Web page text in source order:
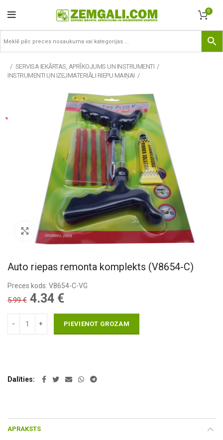
0
SERVISA IEKĀRTAS, APRĪKOJUMS UN INSTRUMENTI
INSTRUMENTI UN IZEJMATERIĀLI RIEPU MAIŅAI
Pietuvināt
Auto riepas remonta komplekts (V8654-C)
Preces kods: V8654-C-VG
5.99€ Original
price
was:
4.34 €Current
price
is:
PIEVIENOT GROZAM
Dalīties
APRAKSTS